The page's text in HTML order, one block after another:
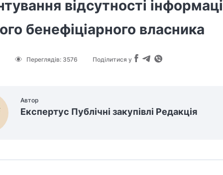
відсутності
бенефіціарного власника
Переглядів: 3576 Поділитися у
Автор
Експертус Публічні закупівлі Редакція